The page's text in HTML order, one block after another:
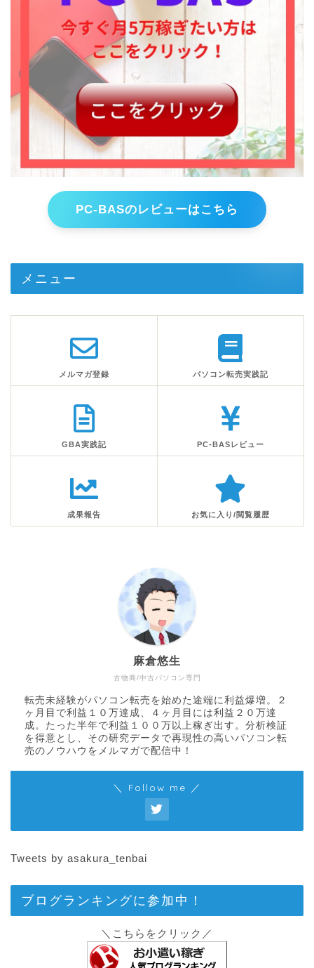
PC-BASのレビューはこちら
メニュー
メルマガ登録 パソコン転売実践記
GBA実践記 PC-BASレビュー
成果報告 お気に入り/閲覧履歴
古物商/中古パソコン専門
麻倉悠生
転売未経験がパソコン転売を始めた途端に利益爆増。２
ヶ月目で利益１０万達成、４ヶ月目には利益２０万達
成。たった半年で利益１００万以上稼ぎ出す。分析検証
を得意とし、その研究データで再現性の高いパソコン転
売のノウハウをメルマガで配信中！
＼ Follow me ／
Tweets by asakura_tenbai
ブログランキングに参加中！
＼こちらをクリック／